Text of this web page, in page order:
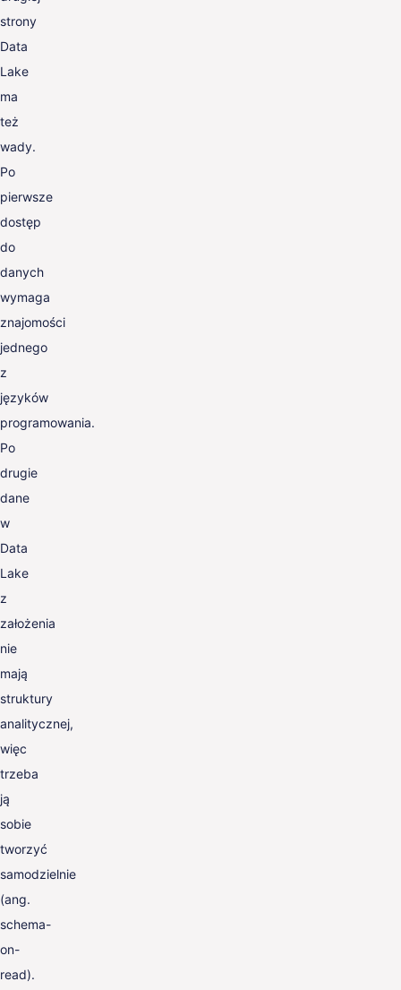
strony
Data
Lake
ma
też
wady.
Po
pierwsze
dostęp
do
danych
wymaga
znajomości
jednego
z
języków
programowania.
Po
drugie
dane
w
Data
Lake
z
założenia
nie
mają
struktury
analitycznej,
więc
trzeba
ją
sobie
tworzyć
samodzielnie
(ang.
schema-
on-
read).